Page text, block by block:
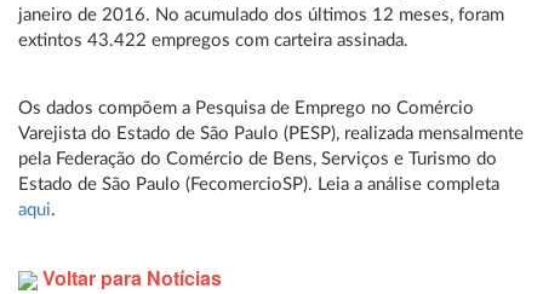
janeiro de 2016. No acumulado dos últimos 12 meses, foram
extintos 43.422 empregos com carteira assinada.
Os dados compõem a Pesquisa de Emprego no Comércio
Varejista do Estado de São Paulo (PESP), realizada mensalmente
pela Federação do Comércio de Bens, Serviços e Turismo do
Estado de São Paulo (FecomercioSP). Leia a análise completa
aqui.
Voltar para Notícias